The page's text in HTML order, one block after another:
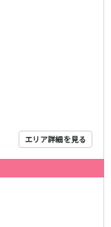
エリア詳細を見る